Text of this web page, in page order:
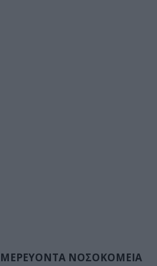
ΝΟΣΟΚΟΜΕΙΑ